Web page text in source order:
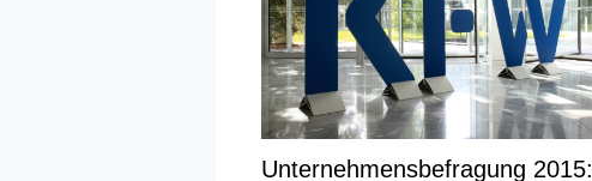
Unternehmensbefragung 2015: